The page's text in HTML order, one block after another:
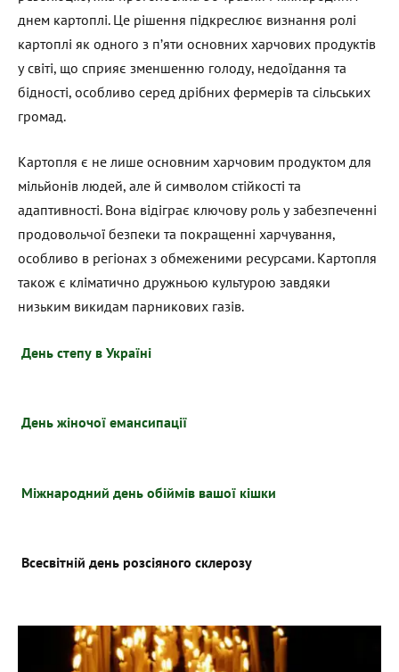
днем картоплі. Це рішення підкреслює визнання ролі
картоплі як одного з п’яти основних харчових продуктів
у світі, що сприяє зменшенню голоду, недоїдання та
бідності, особливо серед дрібних фермерів та сільських
громад. ​
Картопля є не лише основним харчовим продуктом для
мільйонів людей, але й символом стійкості та
адаптивності. Вона відіграє ключову роль у забезпеченні
продовольчої безпеки та покращенні харчування,
особливо в регіонах з обмеженими ресурсами. Картопля
також є кліматично дружньою культурою завдяки
низьким викидам парникових газів. ​
День степу в Україні
День жіночої емансипації
Міжнародний день обіймів вашої кішки
Всесвітній день розсіяного склерозу